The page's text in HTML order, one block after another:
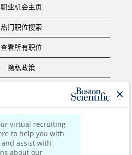
职业机会主页
热门职位搜索
查看所有职位
隐私政策
版权声明
联系我们
公司主页